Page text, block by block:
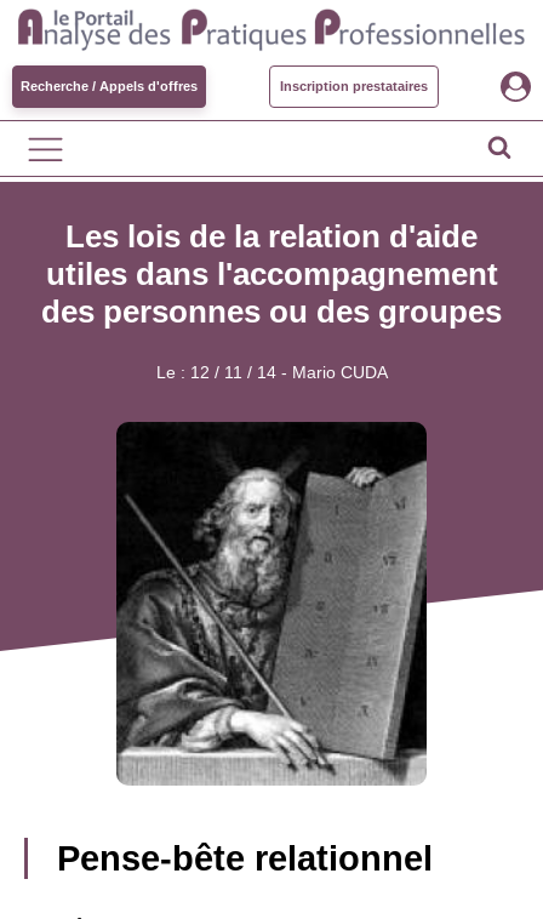
Recherche / Appels d'offres Inscription prestataires
Les lois de la relation d'aide
utiles dans l'accompagnement
des personnes ou des groupes
Le : 12 / 11 / 14- Mario CUDA
Pense-bête relationnel